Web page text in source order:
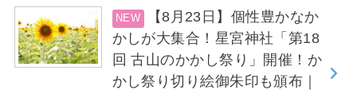
【8月23日】個性豊かなか
かしが大集合！星宮神社「第18
回 古山のかかし祭り」開催！か
かし祭り切り絵御朱印も頒布｜